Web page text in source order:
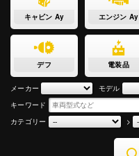
キャビン Ay エンジン Ay
デフ 電装品
メーカー
モデル
キーワード
カテゴリー
>